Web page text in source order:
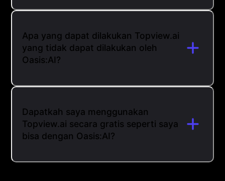
Apa yang dapat dilakukan Topview.ai
yang tidak dapat dilakukan oleh
Oasis:AI?
Dapatkah saya menggunakan
Topview.ai secara gratis seperti saya
bisa dengan Oasis:AI?